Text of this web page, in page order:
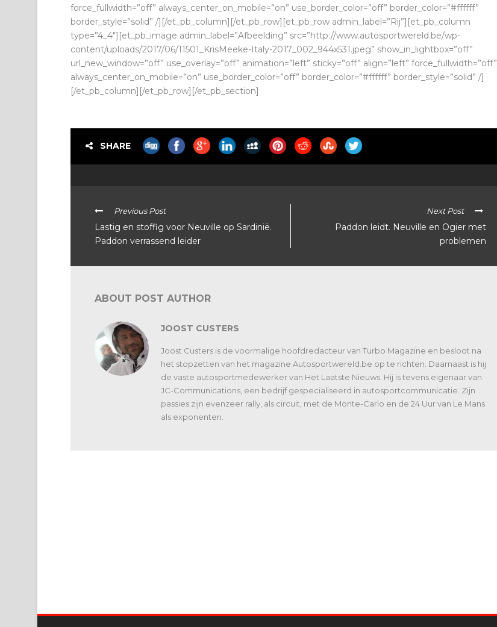
force_fullwidth=”off” always_center_on_mobile=”on” use_border_color=”off” border_color=”#ffffff”
border_style=”solid” /][/et_pb_column][/et_pb_row][et_pb_row admin_label=”Rij”][et_pb_column
type=”4_4″][et_pb_image admin_label=”Afbeelding” src=”http://www.autosportwereld.be/wp-
content/uploads/2017/06/11501_KrisMeeke-Italy-2017_002_944x531.jpeg” show_in_lightbox=”off”
url_new_window=”off” use_overlay=”off” animation=”left” sticky=”off” align=”left” force_fullwidth=”off”
always_center_on_mobile=”on” use_border_color=”off” border_color=”#ffffff” border_style=”solid” /]
[/et_pb_column][/et_pb_row][/et_pb_section]
SHARE
Previous Post
Lastig en stoffig voor Neuville op Sardinië.
Paddon verrassend leider
Next Post
Paddon leidt. Neuville en Ogier met
problemen
ABOUT POST AUTHOR
JOOST CUSTERS
Joost Custers is de voormalige hoofdredacteur van Turbo Magazine en besloot na
het stopzetten van het magazine Autosportwereld.be op te richten. Daarnaast is hij
de vaste autosportmedewerker van Het Laatste Nieuws. Hij is tevens eigenaar van
JC-Communications, een bedrijf gespecialiseerd in autosportcommunicatie. Zijn
passies zijn evenzeer rally, als circuit, met de Monte-Carlo en de 24 Uur van Le Mans
als exponenten.